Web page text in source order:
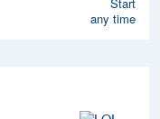
any time